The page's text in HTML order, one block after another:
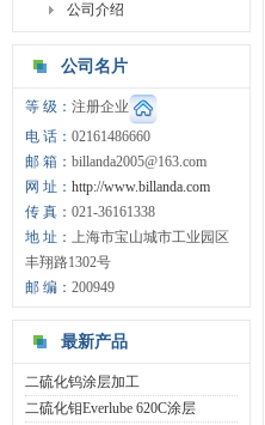
公司介绍
公司名片
等 级： 注册企业
电 话： 02161486660
邮 箱： billanda2005@163.com
网 址： http://www.billanda.com
传 真： 021-36161338
地 址： 上海市宝山城市工业园区
丰翔路1302号
邮 编： 200949
最新产品
二硫化钨涂层加工
二硫化钼Everlube 620C涂层